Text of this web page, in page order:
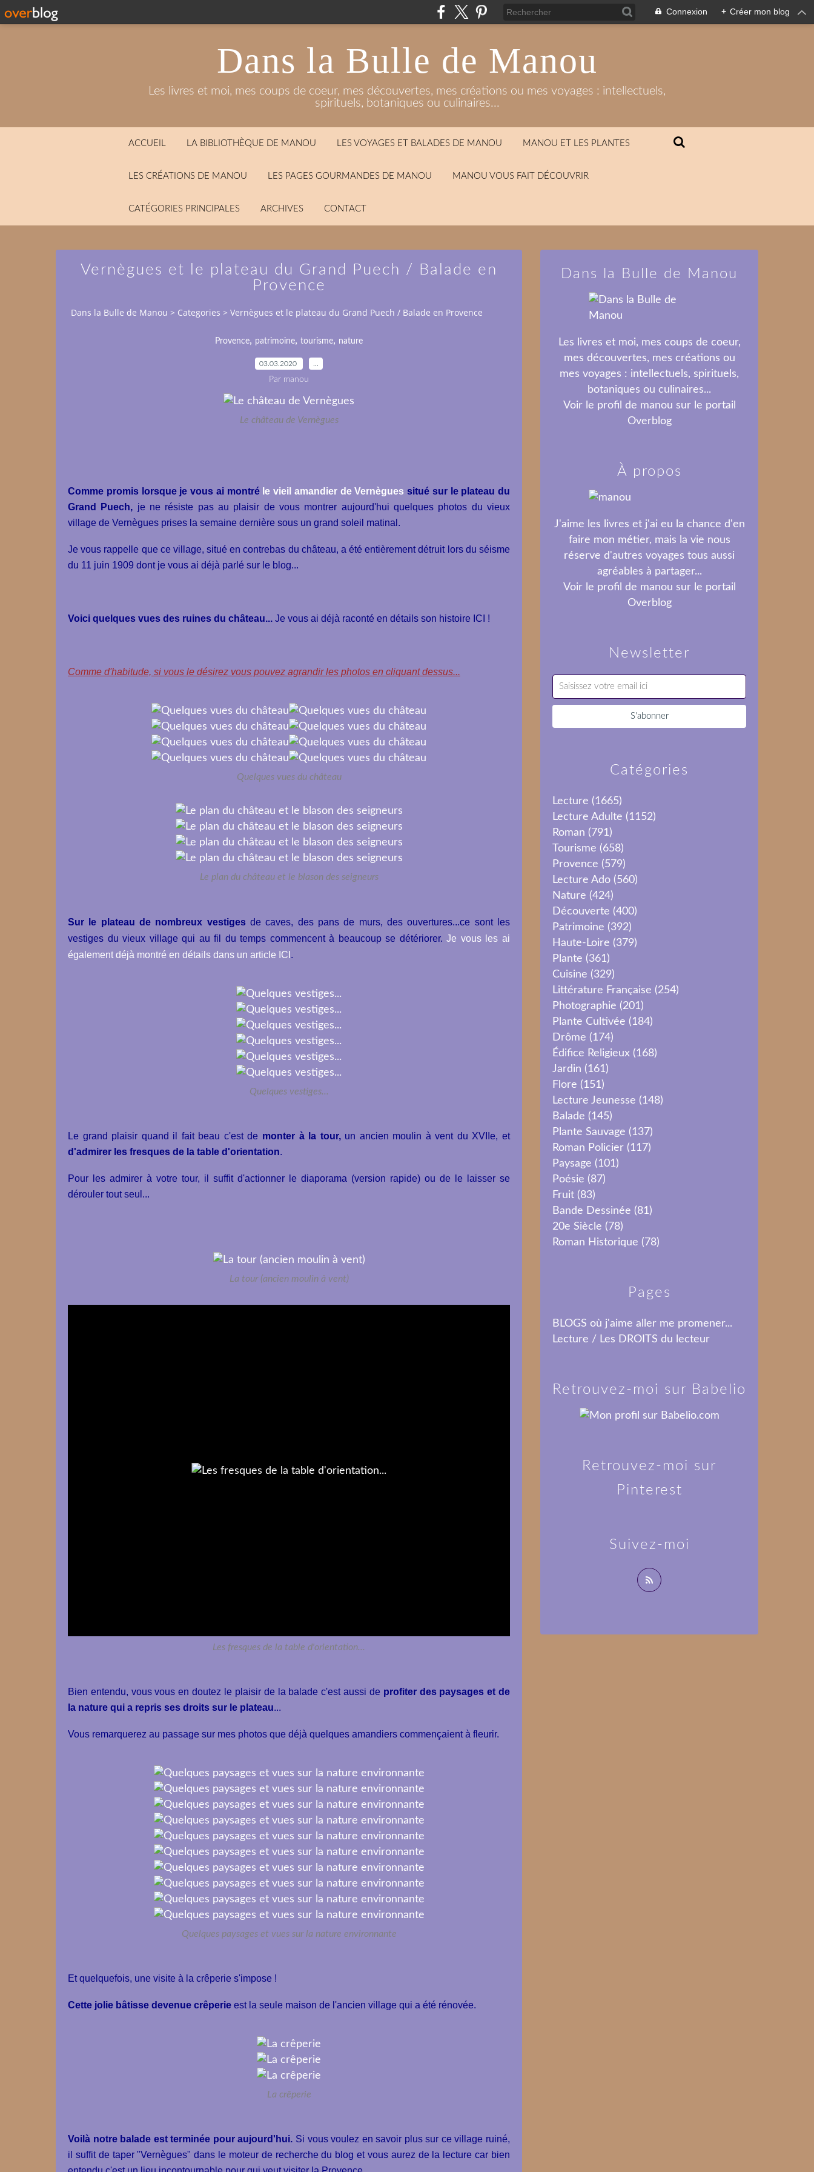
Connexion + Créer mon blog
Dans la Bulle de Manou
Les livres et moi, mes coups de coeur, mes découvertes, mes créations ou mes voyages : intellectuels,
spirituels, botaniques ou culinaires...
ACCUEIL LA BIBLIOTHÈQUE DE MANOU LES VOYAGES ET BALADES DE MANOU MANOU ET LES PLANTES
LES CRÉATIONS DE MANOU LES PAGES GOURMANDES DE MANOU MANOU VOUS FAIT DÉCOUVRIR
CATÉGORIES PRINCIPALES ARCHIVES CONTACT
Vernègues et le plateau du Grand Puech / Balade en
Provence
Dans la Bulle de Manou > Categories > Vernègues et le plateau du Grand Puech / Balade en Provence
Provence, patrimoine, tourisme, nature
03.03.2020
Par manou
Le château de Vernègues
Comme promis lorsque je vous ai montré le vieil amandier de Vernègues situé sur le plateau du
Grand Puech, je ne résiste pas au plaisir de vous montrer aujourd'hui quelques photos du vieux
village de Vernègues prises la semaine dernière sous un grand soleil matinal.
Je vous rappelle que ce village, situé en contrebas du château, a été entièrement détruit lors du séisme
du 11 juin 1909 dont je vous ai déjà parlé sur le blog...
Voici quelques vues des ruines du château... Je vous ai déjà raconté en détails son histoire ICI !
Comme d'habitude, si vous le désirez vous pouvez agrandir les photos en cliquant dessus...
Quelques vues du château
Le plan du château et le blason des seigneurs
Sur le plateau de nombreux vestiges de caves, des pans de murs, des ouvertures...ce sont les
vestiges du vieux village qui au fil du temps commencent à beaucoup se détériorer. Je vous les ai
également déjà montré en détails dans un article ICI .
Quelques vestiges...
Le grand plaisir quand il fait beau c'est de monter à la tour, un ancien moulin à vent du XVIIe, et
d'admirer les fresques de la table d'orientation.
Pour les admirer à votre tour, il suffit d'actionner le diaporama (version rapide) ou de le laisser se
dérouler tout seul...
La tour (ancien moulin à vent)
Les fresques de la table d'orientation...
Bien entendu, vous vous en doutez le plaisir de la balade c'est aussi de profiter des paysages et de
la nature qui a repris ses droits sur le plateau...
Vous remarquerez au passage sur mes photos que déjà quelques amandiers commençaient à fleurir.
Quelques paysages et vues sur la nature environnante
Et quelquefois, une visite à la crêperie s'impose !
Cette jolie bâtisse devenue crêperie est la seule maison de l'ancien village qui a été rénovée.
La crêperie
Voilà notre balade est terminée pour aujourd'hui. Si vous voulez en savoir plus sur ce village ruiné,
il suffit de taper "Vernègues" dans le moteur de recherche du blog et vous aurez de la lecture car bien
Newsletter
Catégories
Lecture (1665)
Lecture Adulte (1152)
Roman (791)
Tourisme (658)
Provence (579)
Lecture Ado (560)
Nature (424)
Découverte (400)
Patrimoine (392)
Haute-Loire (379)
Plante (361)
Cuisine (329)
Littérature Française (254)
Photographie (201)
Plante Cultivée (184)
Drôme (174)
Édifice Religieux (168)
Jardin (161)
Flore (151)
Lecture Jeunesse (148)
Balade (145)
Plante Sauvage (137)
Roman Policier (117)
Paysage (101)
Poésie (87)
Fruit (83)
Bande Dessinée (81)
20e Siècle (78)
Roman Historique (78)
Pages
BLOGS où j'aime aller me promener...
Lecture / Les DROITS du lecteur
Dans la Bulle de Manou
Les livres et moi, mes coups de coeur,
mes découvertes, mes créations ou
mes voyages : intellectuels, spirituels,
botaniques ou culinaires...
Voir le profil de manou sur le portail
Overblog
Suivez-moi
À propos
J'aime les livres et j'ai eu la chance d'en
faire mon métier, mais la vie nous
réserve d'autres voyages tous aussi
agréables à partager...
Voir le profil de manou sur le portail
Overblog
Retrouvez-moi sur Babelio
Retrouvez-moi sur
Pinterest